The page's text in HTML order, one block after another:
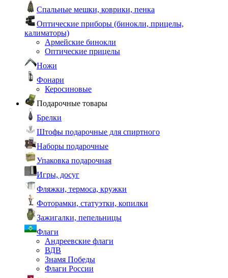
Спальные мешки, коврики, пенка
Оптические приборы (бинокли, прицелы,
калиматоры)
Армейские бинокли
Оптические прицелы
Ножи
Фонари
Керосиновые
Подарочные товары
Брелки
Штофы подарочные для спиртного
Наборы подарочные
Упаковка подарочная
Игры, досуг
Фляжки, термоса, кружки
Фоторамки, статуэтки, копилки
Зажигалки, пепельницы
Флаги
Андреевские флаги
ВДВ
Знамя Победы
Флаги России